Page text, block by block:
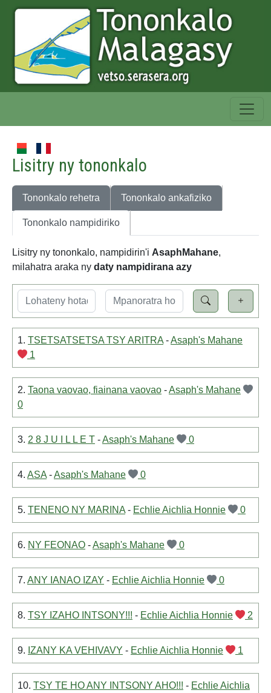
Lisitry ny tononkalo
Tononkalo rehetra Tononkalo ankafiziko
Tononkalo nampidiriko
Lisitry ny tononkalo, nampidirin'i AsaphMahane,
milahatra araka ny daty nampidirana azy
1. TSETSATSETSA TSY ARITRA -Asaph's Mahane
1
2. Taona vaovao, fiainana vaovao -Asaph's Mahane
0
3. 2 8 J U I L L E T -Asaph's Mahane 0
4. ASA -Asaph's Mahane 0
5. TENENO NY MARINA - Echlie Aichlia Honnie 0
6. NY FEONAO -Asaph's Mahane 0
7. ANY IANAO IZAY - Echlie Aichlia Honnie 0
8. TSY IZAHO INTSONY!!! - Echlie Aichlia Honnie 2
9. IZANY KA VEHIVAVY - Echlie Aichlia Honnie 1
10. TSY TE HO ANY INTSONY AHO!!! - Echlie Aichlia